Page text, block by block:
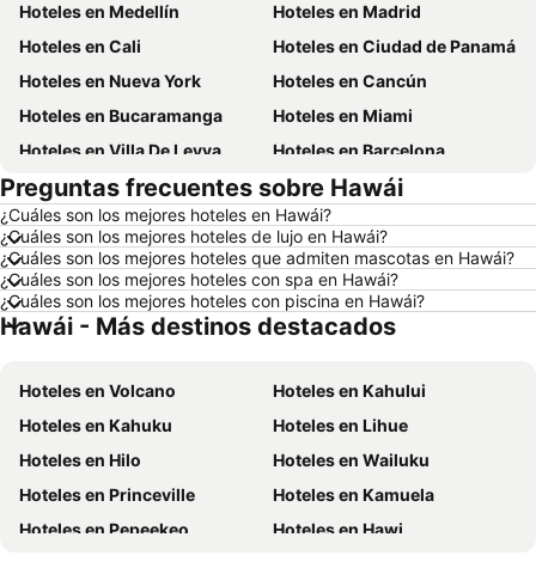
Hoteles en Medellín
Hoteles en Madrid
Hoteles en Cali
Hoteles en Ciudad de Panamá
Hoteles en Nueva York
Hoteles en Cancún
Hoteles en Bucaramanga
Hoteles en Miami
Hoteles en Villa De Leyva
Hoteles en Barcelona
Hoteles en Melgar
Hoteles en París
Hoteles en Roma
Hoteles en Ciudad de México
Hoteles en Pereira
Hoteles en Orlando
Hoteles en Villavicencio
Hoteles en Río de Janeiro
Hoteles en Girardot
Hoteles en Panamá
Hoteles en Los Cabos
Hoteles en Colombia
Hoteles en Isla Margarita
Hoteles en Riviera Maya
Hoteles en Risaralda
Hoteles en EE. UU.
Hoteles en Quindío
Hoteles en Argentina
Hoteles en Jamaica
Hoteles en Amazonas
Preguntas frecuentes sobre Hawái
¿Cuáles son los mejores hoteles en Hawái?
¿Cuáles son los mejores hoteles de lujo en Hawái?
¿Cuáles son los mejores hoteles que admiten mascotas en Hawái?
¿Cuáles son los mejores hoteles con spa en Hawái?
¿Cuáles son los mejores hoteles con piscina en Hawái?
Hawái - Más destinos destacados
Hoteles en Volcano
Hoteles en Kahului
Hoteles en Kahuku
Hoteles en Lihue
Hoteles en Hilo
Hoteles en Wailuku
Hoteles en Princeville
Hoteles en Kamuela
Hoteles en Pepeekeo
Hoteles en Hawi